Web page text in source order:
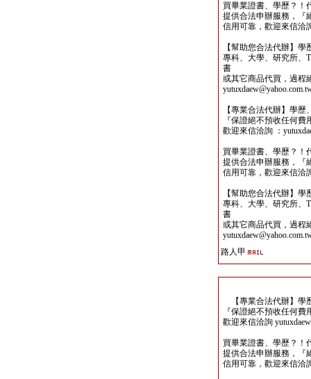
買畢業證書、學歷？！
提供合法申辦服務，『
信用可靠，歡迎來信洽
【幫助您合法代辦】
專科、大學、研究所、
書
或其它商品代買，過程
【專業合法代辦】學
『保證絕不預收任何
歡迎來信洽詢 ：
買畢業證書、學歷？！
提供合法申辦服務，『
信用可靠，歡迎來信洽
【幫助您合法代辦】
專科、大學、研究所、
書
或其它商品代買，過程
路人甲
【專業合法代辦】學
『保證絕不預收任何
歡迎來信洽詢
買畢業證書、學歷？！
提供合法申辦服務，『
信用可靠，歡迎來信洽